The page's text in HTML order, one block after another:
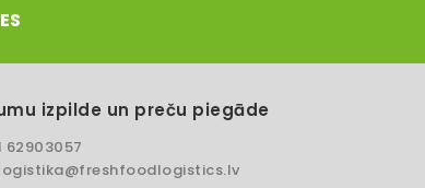
izpilde un preču piegāde
62903057